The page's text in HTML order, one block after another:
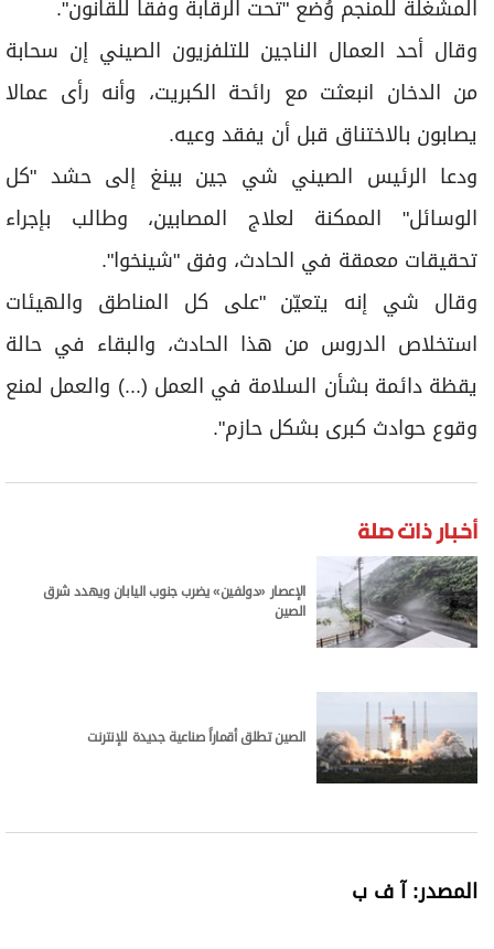
المشغلة للمنجم وُضع "تحت الرقابة وفقا للقانون".
وقال أحد العمال الناجين للتلفزيون الصيني إن سحابة
من الدخان انبعثت مع رائحة الكبريت، وأنه رأى عمالا
يصابون بالاختناق قبل أن يفقد وعيه.
ودعا الرئيس الصيني شي جين بينغ إلى حشد "كل
الوسائل" الممكنة لعلاج المصابين، وطالب بإجراء
تحقيقات معمقة في الحادث، وفق "شينخوا".
وقال شي إنه يتعيّن "على كل المناطق والهيئات
استخلاص الدروس من هذا الحادث، والبقاء في حالة
يقظة دائمة بشأن السلامة في العمل (...) والعمل لمنع
وقوع حوادث كبرى بشكل حازم".
أخبار ذات صلة
الإعصار «دولفين» يضرب جنوب اليابان ويهدد شرق
الصين
الصين تطلق أقماراً صناعية جديدة للإنترنت
المصدر: آ ف ب